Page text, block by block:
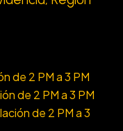
de 2 PM a 3 PM
de 2 PM a 3 PM
de 2 PM a 3